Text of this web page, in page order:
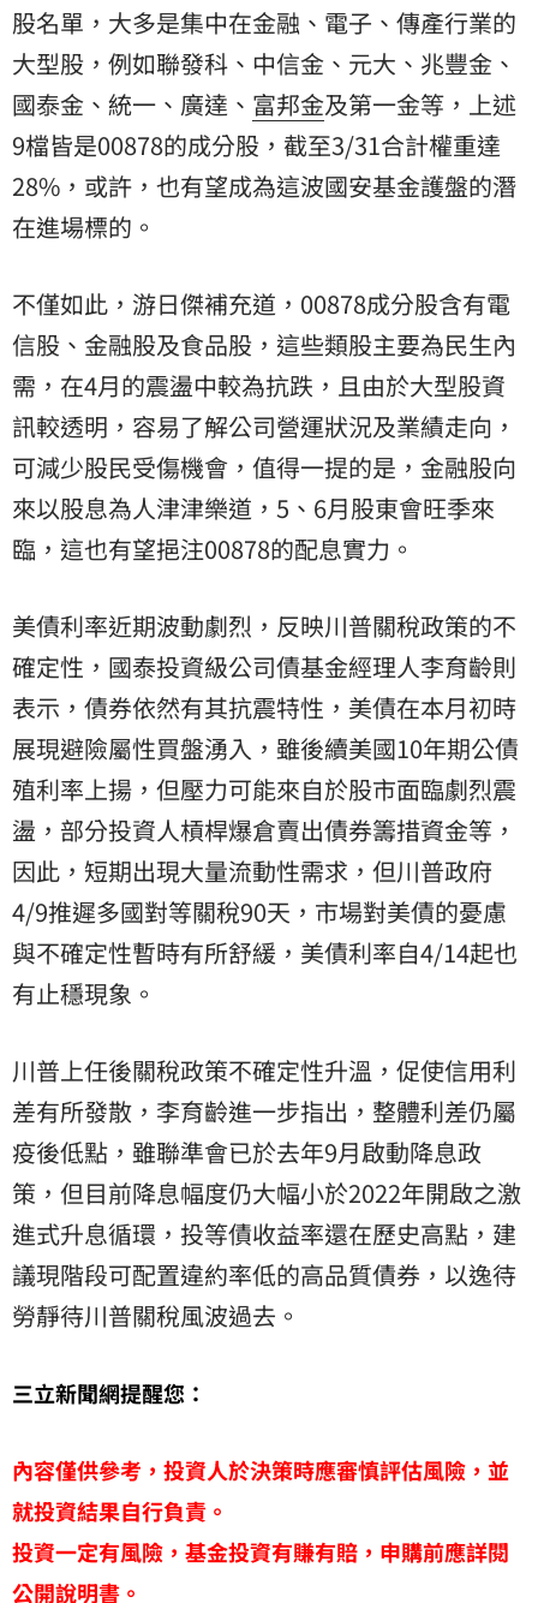
股名單，大多是集中在金融、電子、傳產行業的
大型股，例如聯發科、中信金、元大、兆豐金、
國泰金、統一、廣達、 富邦金及第一金等，上述
9檔皆是00878的成分股，截至3/31合計權重達
28%，或許，也有望成為這波國安基金護盤的潛
在進場標的。
不僅如此，游日傑補充道，00878成分股含有電
信股、金融股及食品股，這些類股主要為民生內
需，在4月的震盪中較為抗跌，且由於大型股資
訊較透明，容易了解公司營運狀況及業績走向，
可減少股民受傷機會，值得一提的是，金融股向
來以股息為人津津樂道，5、6月股東會旺季來
臨，這也有望挹注00878的配息實力。
美債利率近期波動劇烈，反映川普關稅政策的不
確定性，國泰投資級公司債基金經理人李育齡則
表示，債券依然有其抗震特性，美債在本月初時
展現避險屬性買盤湧入，雖後續美國10年期公債
殖利率上揚，但壓力可能來自於股市面臨劇烈震
盪，部分投資人槓桿爆倉賣出債券籌措資金等，
因此，短期出現大量流動性需求，但川普政府
4/9推遲多國對等關稅90天，市場對美債的憂慮
與不確定性暫時有所舒緩，美債利率自4/14起也
有止穩現象。
川普上任後關稅政策不確定性升溫，促使信用利
差有所發散，李育齡進一步指出，整體利差仍屬
疫後低點，雖聯準會已於去年9月啟動降息政
策，但目前降息幅度仍大幅小於2022年開啟之激
進式升息循環，投等債收益率還在歷史高點，建
議現階段可配置違約率低的高品質債券，以逸待
勞靜待川普關稅風波過去。
三立新聞網提醒您：
內容僅供參考，投資人於決策時應審慎評估風險，並
就投資結果自行負責。
投資一定有風險，基金投資有賺有賠，申購前應詳閱
公開說明書。